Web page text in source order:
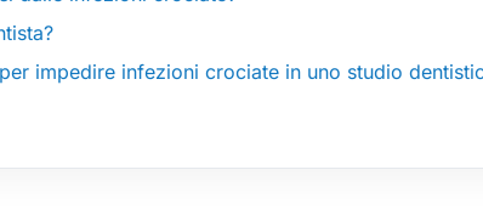
impedire infezioni crociate in uno studio